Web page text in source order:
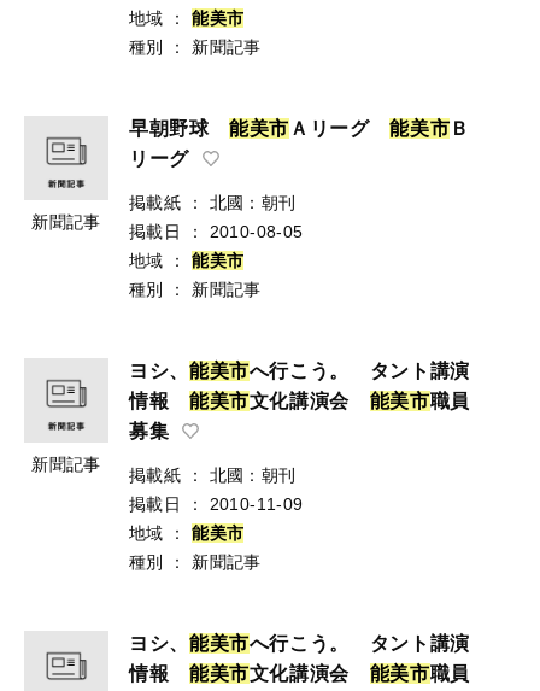
地域
： 能美市
種別
： 新聞記事
新聞記事
早朝野球能美市 Ａリーグ能美市 Ｂ
リーグ
掲載紙 ：
北國：朝刊
掲載日
：
2010-08-05
地域
： 能美市
種別
： 新聞記事
新聞記事
ヨシ、 能美市へ行こう。 タント講演
情報 能美市文化講演会 能美市職員
募集
掲載紙 ：
北國：朝刊
掲載日
：
2010-11-09
地域
： 能美市
種別
： 新聞記事
ヨシ、 能美市へ行こう。 タント講演
情報 能美市文化講演会 能美市職員